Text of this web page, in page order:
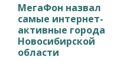
МегаФон назвал
самые интернет-
активные города
Новосибирской
области